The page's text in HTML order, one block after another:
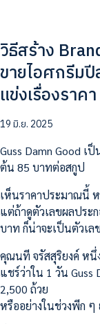
วิธีสร้าง
ขายไอศกรีม
แข่งเรื่องราคา
19 มิ.ย. 2025
Guss Damn Good
ต้น 85 บาทต่อสกูป
เห็นราคาประมาณนี้
แต่ถ้าดูตัวเลขผลประ
บาท ก็น่าจะเป็นตัวเล
คุณนที จรัสสุริยงค์ หนึ่
แชร์ว่าใน 1 วัน Guss
2,500 ถ้วย
หรืออย่างในช่วงพีก ๆ